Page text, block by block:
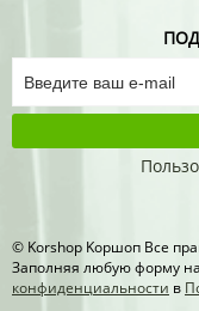
© Korshop Koршоп Все
Заполняя любую форму
конфиденциальности в